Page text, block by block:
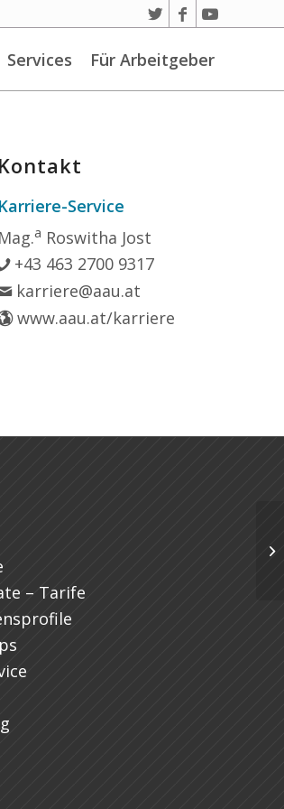
Services Für Arbeitgeber
Kontakt
Karriere-Service
Mag.a Roswitha Jost
+43 463 2700 9317
karriere@aau.at
www.aau.at/karriere
– Tarife